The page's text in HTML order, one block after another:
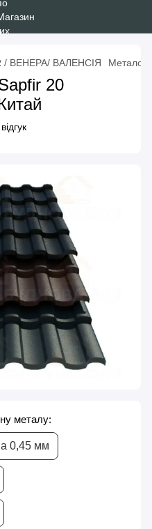
/ ВЕНЕРА/ ВАЛЕНСІЯ
20
металу:
0,45 мм